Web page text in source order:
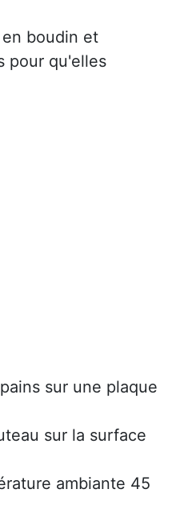
boudin et
pour qu'elles
sur une plaque
sur la surface
ambiante 45